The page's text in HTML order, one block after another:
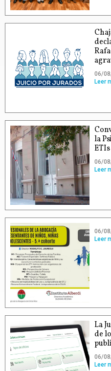
06/
Leer
la
06/
Leer
06/
Leer
La
de
06/
Leer